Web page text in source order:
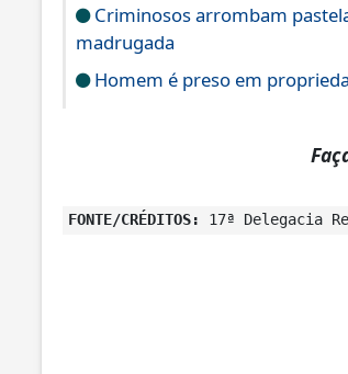
Criminosos arrombam
madrugada
Homem é preso em
FONTE/CRÉDITOS: 17ª Delegacia